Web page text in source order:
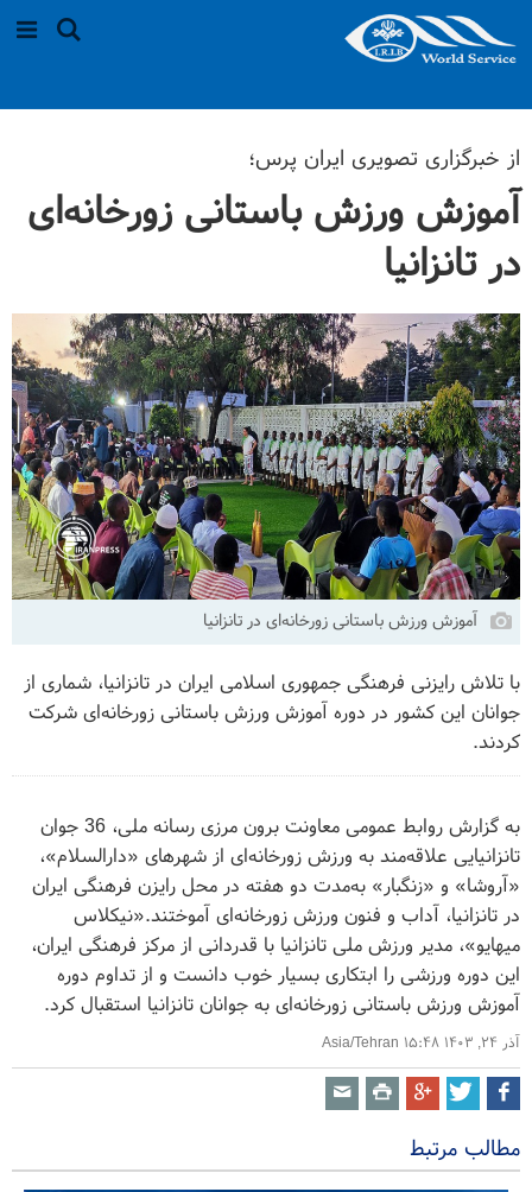
از خبرگزاری تصویری ایران پرس؛
آموزش ورزش باستانی زورخانه‌ای
در تانزانیا
آموزش ورزش باستانی زورخانه‌ای در تانزانیا
با تلاش رایزنی فرهنگی جمهوری اسلامی ایران در تانزانیا، شماری از
جوانان این کشور در دوره آموزش ورزش باستانی زورخانه‌ای شرکت
کردند.
به گزارش روابط عمومی معاونت برون مرزی رسانه ملی، 36 جوان
تانزانیایی علاقه‌مند به ورزش زورخانه‌ای از شهرهای «دارالسلام»،
«آروشا» و «زنگبار» به‌مدت دو هفته در محل رایزن فرهنگی ایران
در تانزانیا، آداب و فنون ورزش زورخانه‌ای آموختند.«نیکلاس
میهایو»، مدیر ورزش ملی تانزانیا با قدردانی از مرکز فرهنگی ایران،
این دوره‌ ورزشی را ابتکاری بسیار خوب دانست و از تداوم دوره
آموزش ورزش باستانی زورخانه‌ای به جوانان تانزانیا استقبال کرد.
آذر ۲۴, ۱۴۰۳ ۱۵:۴۸ Asia/Tehran
مطالب مرتبط